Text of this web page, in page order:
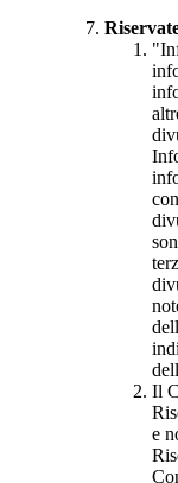
Il
e